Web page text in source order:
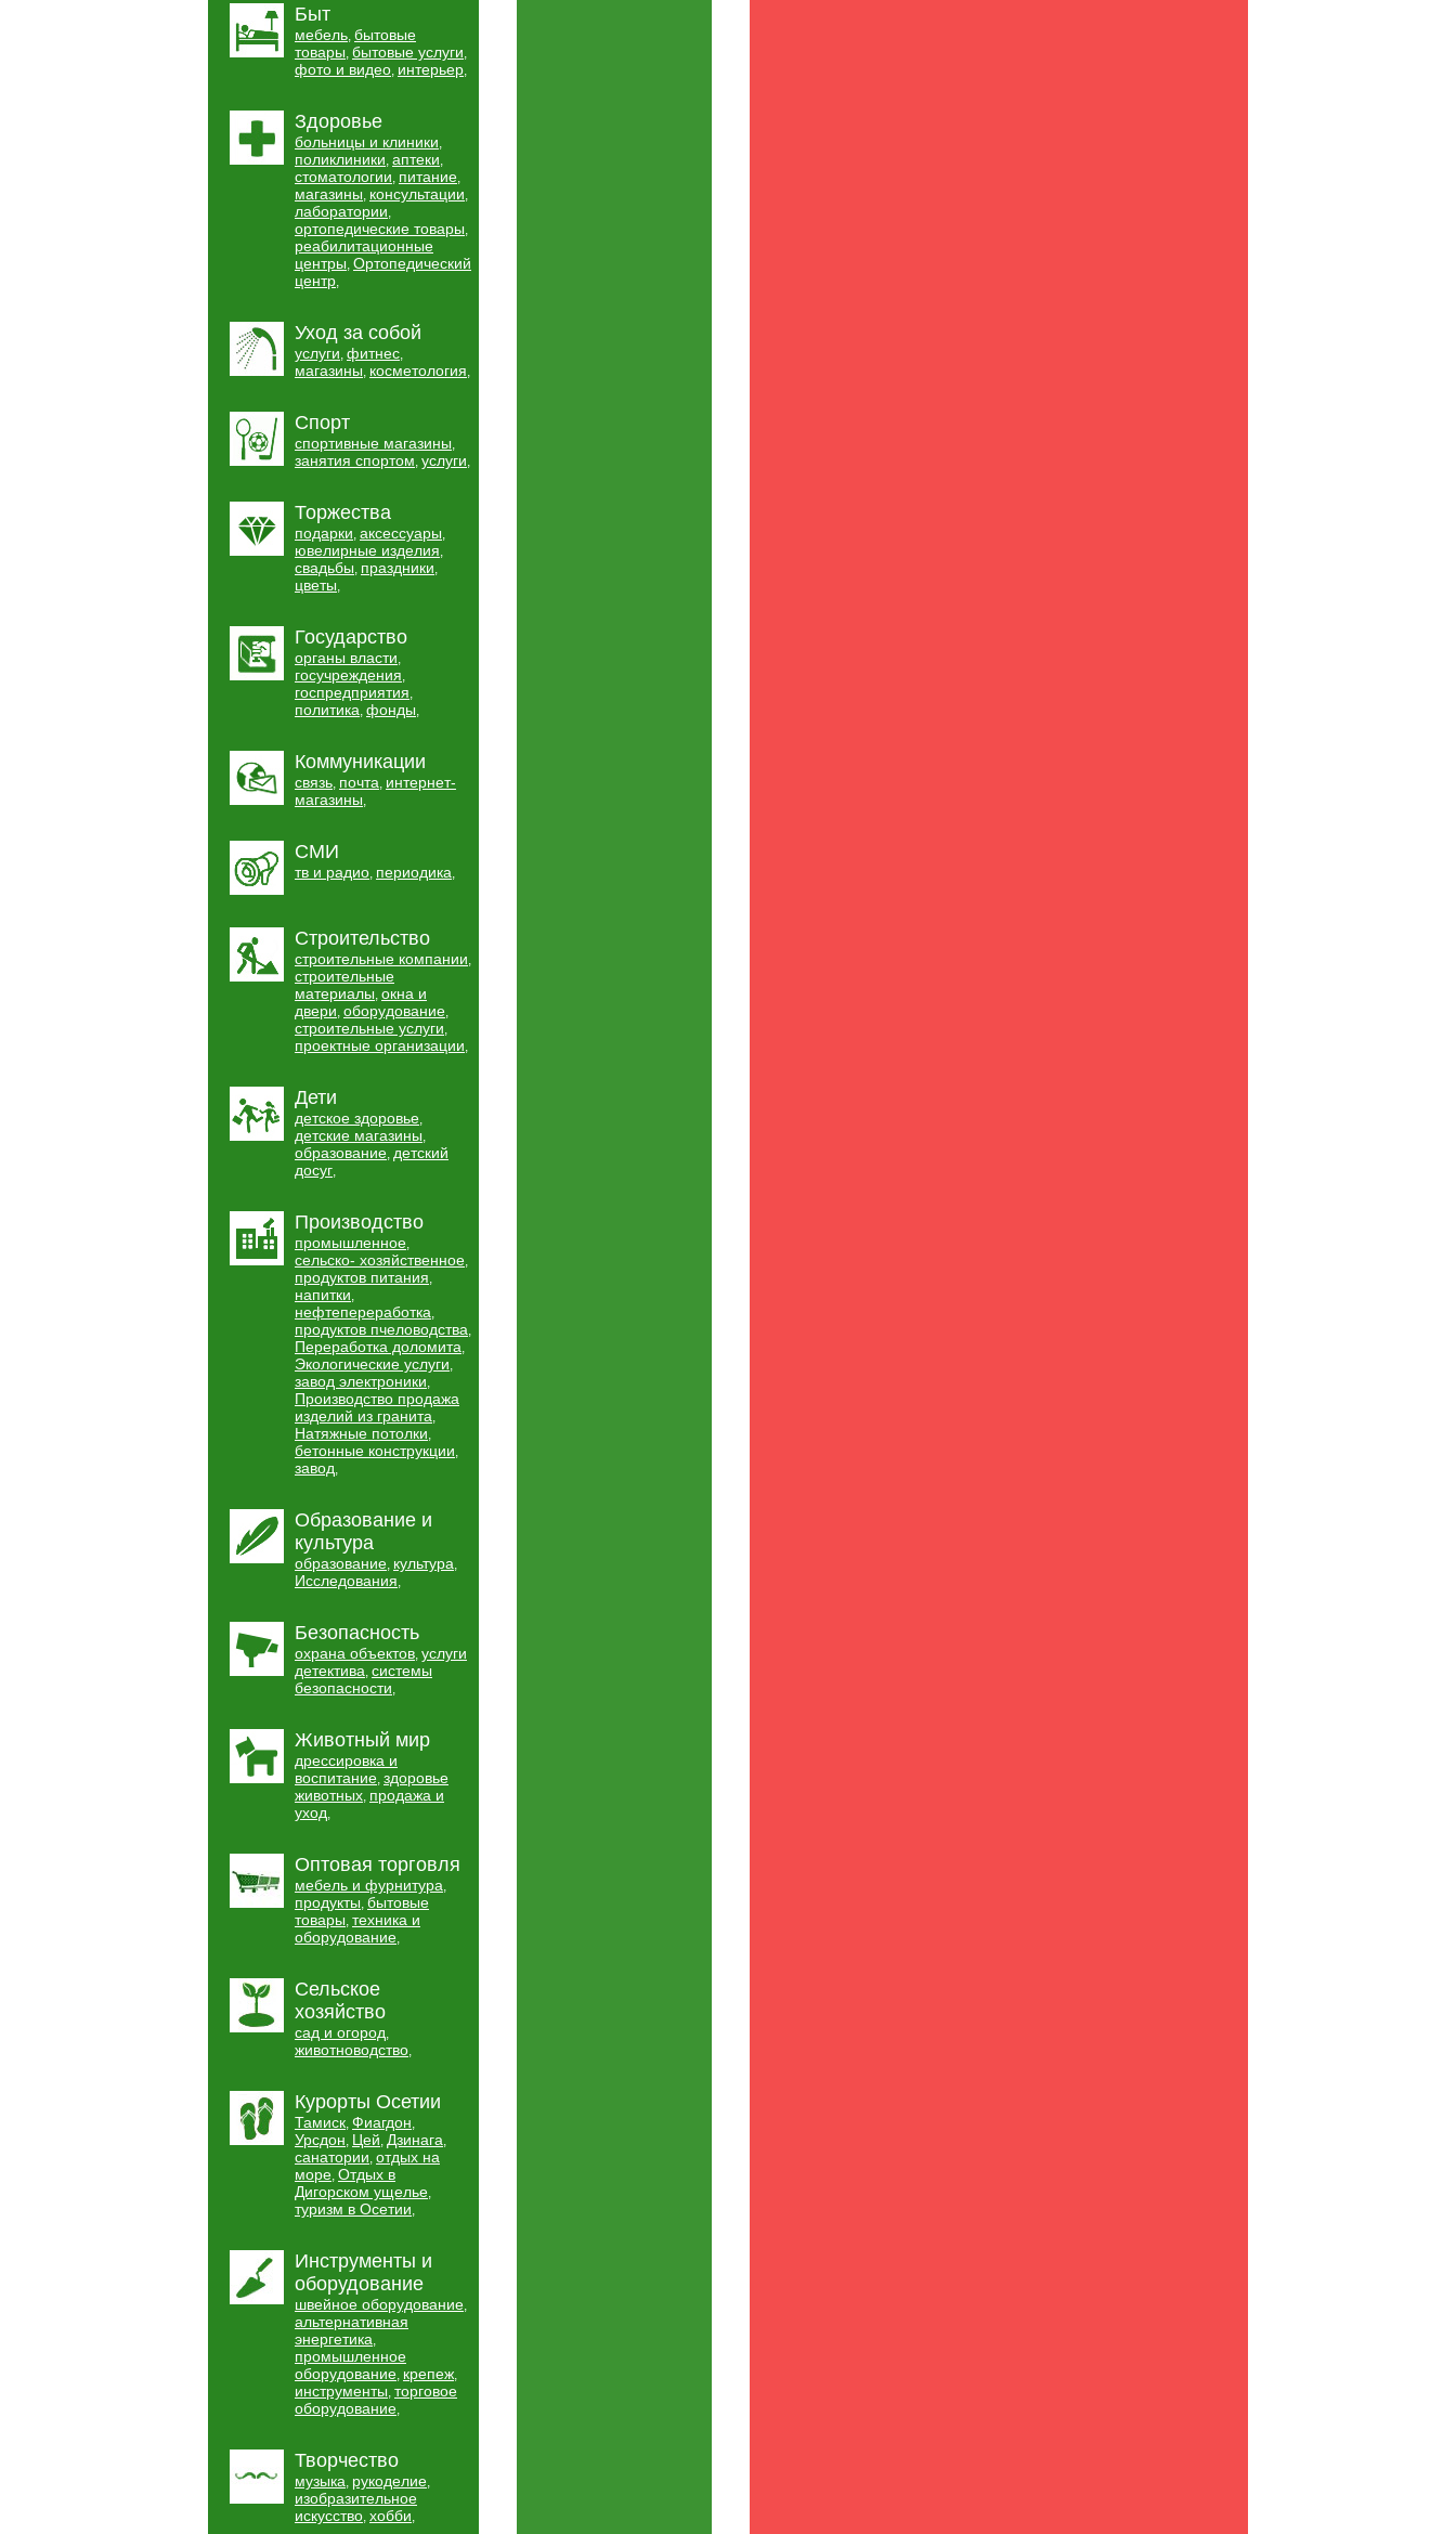
Быт
мебель, бытовые
товары, бытовые услуги,
фото и видео, интерьер,
Здоровье
больницы и клиники,
поликлиники, аптеки,
стоматологии, питание,
магазины, консультации,
лаборатории,
ортопедические товары,
реабилитационные
центры, Ортопедический
центр,
Уход за собой
услуги, фитнес,
магазины, косметология,
Спорт
спортивные магазины,
занятия спортом, услуги,
Торжества
подарки, аксессуары,
ювелирные изделия,
свадьбы, праздники,
цветы,
Государство
органы власти,
госучреждения,
госпредприятия,
политика, фонды,
Коммуникации
связь, почта, интернет-
магазины,
СМИ
тв и радио, периодика,
Строительство
строительные компании,
строительные
материалы, окна и
двери, оборудование,
строительные услуги,
проектные организации,
Дети
детское здоровье,
детские магазины,
образование, детский
досуг,
Производство
промышленное,
сельско- хозяйственное,
продуктов питания,
напитки,
нефтепереработка,
продуктов пчеловодства,
Переработка доломита,
Экологические услуги,
завод электроники,
Производство продажа
изделий из гранита,
Натяжные потолки,
бетонные конструкции,
завод,
Образование и
культура
образование, культура,
Исследования,
Безопасность
охрана объектов, услуги
детектива, системы
безопасности,
Животный мир
дрессировка и
воспитание, здоровье
животных, продажа и
уход,
Оптовая торговля
мебель и фурнитура,
продукты, бытовые
товары, техника и
оборудование,
Сельское
хозяйство
сад и огород,
животноводство,
Курорты Осетии
Тамиск, Фиагдон,
Урсдон, Цей, Дзинага,
санатории, отдых на
море, Отдых в
Дигорском ущелье,
туризм в Осетии,
Инструменты и
оборудование
швейное оборудование,
альтернативная
энергетика,
промышленное
оборудование, крепеж,
инструменты, торговое
оборудование,
Творчество
музыка, рукоделие,
изобразительное
искусство, хобби,